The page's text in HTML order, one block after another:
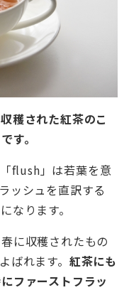
穫された紅茶のこ
す。
flush」は若葉を意
ッシュを直訳する
なります。
に収穫されたもの
ばれます。 紅茶にも
ファーストフラッ